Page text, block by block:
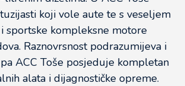
koji vole aute te s veseljem
sportske kompleksne motore
Raznovrsnost podrazumijeva i
ACC Toše posjeduje kompletan
alata i dijagnostičke opreme.